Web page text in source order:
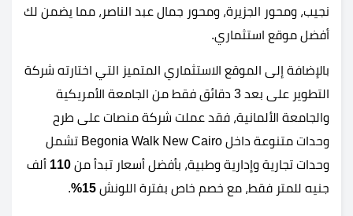
نجيب، ومحور الجزيرة، ومحور جمال عبد الناصر، مما يضمن لك
أفضل موقع استثماري.
بالإضافة إلى الموقع الاستثماري المتميز التي اختارته شركة
التطوير على بعد 3 دقائق فقط من الجامعة الأمريكية
والجامعة الألمانية، فقد عملت شركة منصات على طرح
وحدات متنوعة داخل Begonia Walk New Cairo تشمل
وحدات تجارية وإدارية وطبية، بأفضل أسعار تبدأ من 110 ألف
جنيه للمتر فقط، مع خصم خاص بفترة اللونش 15%
.